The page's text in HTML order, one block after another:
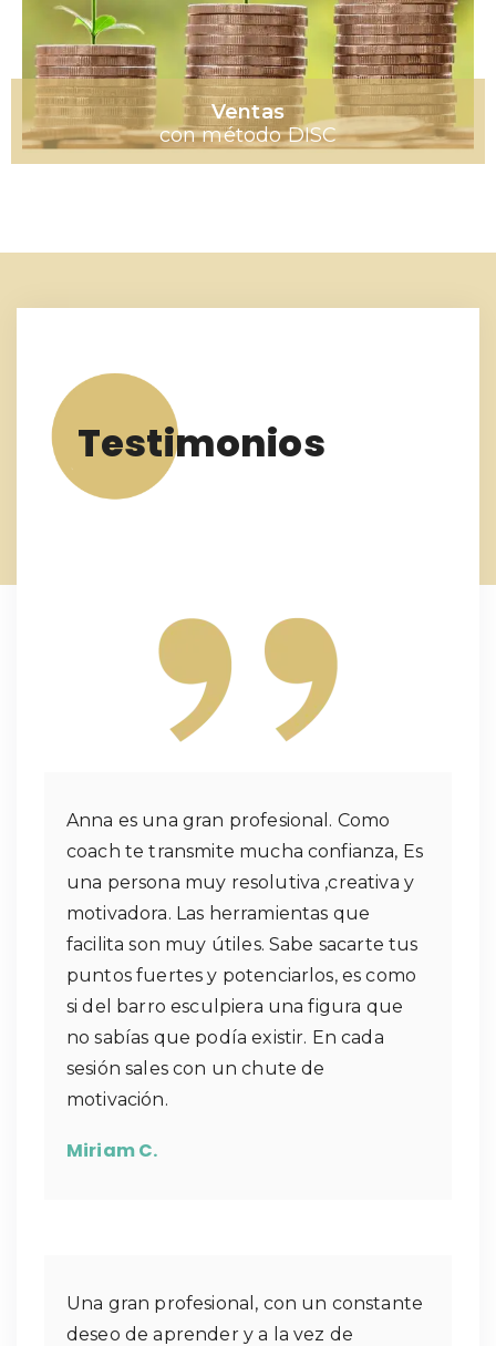
Ventas
con método DISC
Testimonios
Anna es una gran profesional. Como
coach te transmite mucha confianza, Es
una persona muy resolutiva ,creativa y
motivadora. Las herramientas que
facilita son muy útiles. Sabe sacarte tus
puntos fuertes y potenciarlos, es como
si del barro esculpiera una figura que
no sabías que podía existir. En cada
sesión sales con un chute de
motivación.
Miriam C.
Una gran profesional, con un constante
deseo de aprender y a la vez de